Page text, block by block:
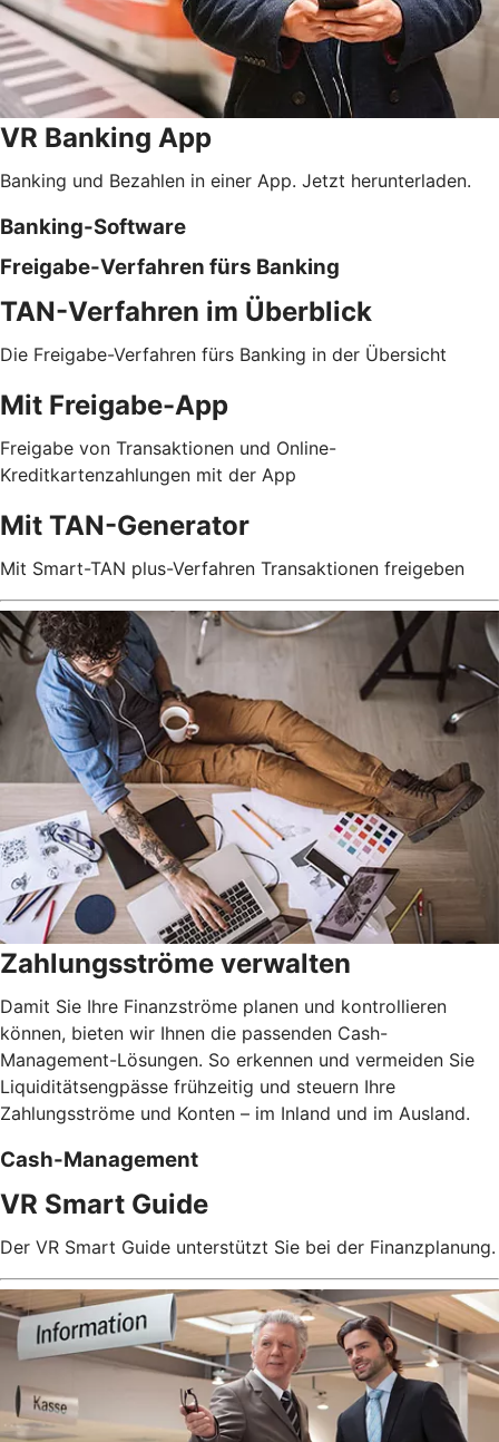
VR Banking App
Banking und Bezahlen in einer App. Jetzt herunterladen.
Banking-Software
Freigabe-Verfahren fürs Banking
TAN-Verfahren im Überblick
Die Freigabe-Verfahren fürs Banking in der Übersicht
Mit Freigabe-App
Freigabe von Transaktionen und Online-
Kreditkartenzahlungen mit der App
Mit TAN-Generator
Mit Smart-TAN plus-Verfahren Transaktionen freigeben
Zahlungsströme verwalten
Damit Sie Ihre Finanzströme planen und kontrollieren
können, bieten wir Ihnen die passenden Cash-
Management-Lösungen. So erkennen und vermeiden Sie
Liquiditätsengpässe frühzeitig und steuern Ihre
Zahlungsströme und Konten – im Inland und im Ausland.
Cash-Management
VR Smart Guide
Der VR Smart Guide unterstützt Sie bei der Finanzplanung.